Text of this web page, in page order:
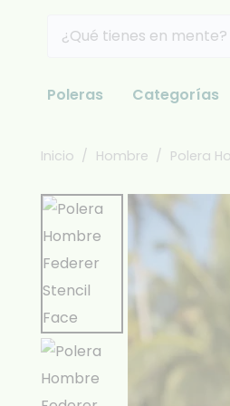
Poleras Categorías
Inicio / Hombre / Polera